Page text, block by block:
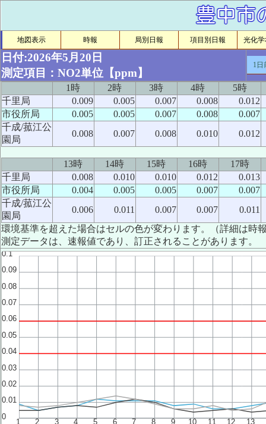
地図表示 時報 局別日報 項目別日報 光化学
日付:2026年5月20日
測定項目：NO2単位【ppm】
1日
1時 2時 3時 4時
5時
千里局
0.009 0.005 0.007 0.008
0.012
市役所局
0.005 0.005 0.007 0.008
0.007
千成/菰江公
園局
0.008 0.007 0.008 0.010 0.012
13時 14時 15時 16時
17時
千里局
0.008 0.010 0.010 0.012
0.013
市役所局
0.004 0.005 0.005 0.007
0.007
千成/菰江公
園局
0.006 0.011 0.007 0.007
0.011
環境基準を超えた場合はセルの色が変わります。（詳細は時
測定データは、速報値であり、訂正されることがあります。